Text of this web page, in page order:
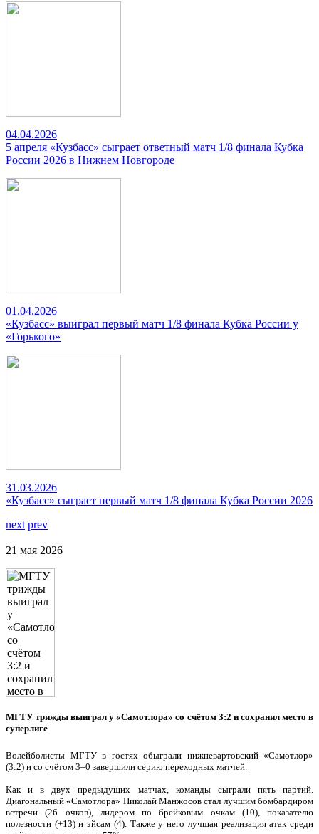
04.04.2026
5 апреля «Кузбасс» сыграет ответный матч 1/8 финала Кубка
России 2026 в Нижнем Новгороде
01.04.2026
«Кузбасс» выиграл первый матч 1/8 финала Кубка России у
«Горького»
31.03.2026
«Кузбасс» сыграет первый матч 1/8 финала Кубка России 2026
next prev
21 мая 2026
МГТУ трижды выиграл у «Самотлора» со счётом 3:2 и сохранил место в
суперлиге
Волейболисты МГТУ в гостях обыграли нижневартовский «Самотлор»
(3:2) и со счётом 3–0 завершили серию переходных матчей.
Как и в двух предыдущих матчах, команды сыграли пять партий.
Диагональный «Самотлора» Николай Манжосов стал лучшим бомбардиром
встречи (26 очков), лидером по брейковым очкам (10), показателю
полезности (+13) и эйсам (4). Также у него лучшая реализация атак среди